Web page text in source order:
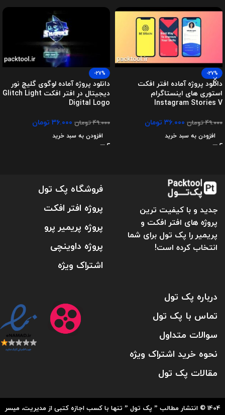
-27%
دانلود پروژه آماده افتر افکت
استوری های اینستاگرام
Instagram Stories V
۴۹.۰۰۰تومان ۳۶.۰۰۰ تومان
افزودن به سبد خرید
-27%
دانلود پروژه آماده لوگوی گلیچ نور
دیجیتال در افتر افکت Glitch Light
Digital Logo
۴۹.۰۰۰تومان ۳۶.۰۰۰ تومان
افزودن به سبد خرید
جدید و با کیفیت ترین
پروژه های افتر افکت و
پریمیر را پک تول برای شما
انتخاب کرده است!
فروشگاه پک تول
پروژه افتر افکت
پروژه پریمیر پرو
پروژه داوینچی
اشتراک ویژه
درباره پک تول
تماس با پک تول
سوالات متداول
نحوه خرید اشتراک ویژه
مقالات پک تول
1404 © انتشار مطالب ” پک تول ” تنها با کسب اجازه کتبی از مدیریت، میسر